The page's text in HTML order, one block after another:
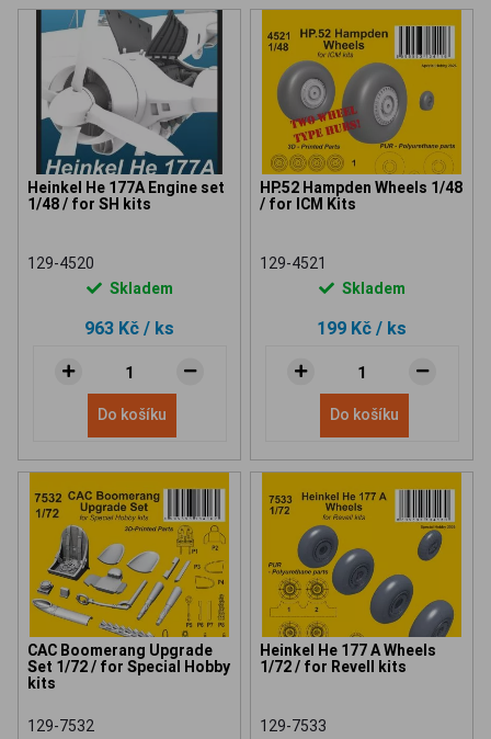
Heinkel He 177A Engine set
1/48 / for SH kits
129-4520
Skladem
963 Kč / ks
Do košíku
HP.52 Hampden Wheels 1/48
/ for ICM Kits
129-4521
Skladem
199 Kč / ks
Do košíku
CAC Boomerang Upgrade
Set 1/72 / for Special Hobby
kits
129-7532
Heinkel He 177 A Wheels
1/72 / for Revell kits
129-7533